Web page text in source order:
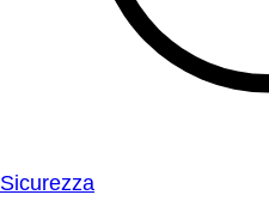
Sicurezza